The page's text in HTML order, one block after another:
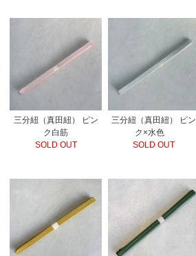
三分紐（真田紐） ピン
ク白筋
SOLD OUT
三分紐（真田紐） ピン
ク×水色
SOLD OUT